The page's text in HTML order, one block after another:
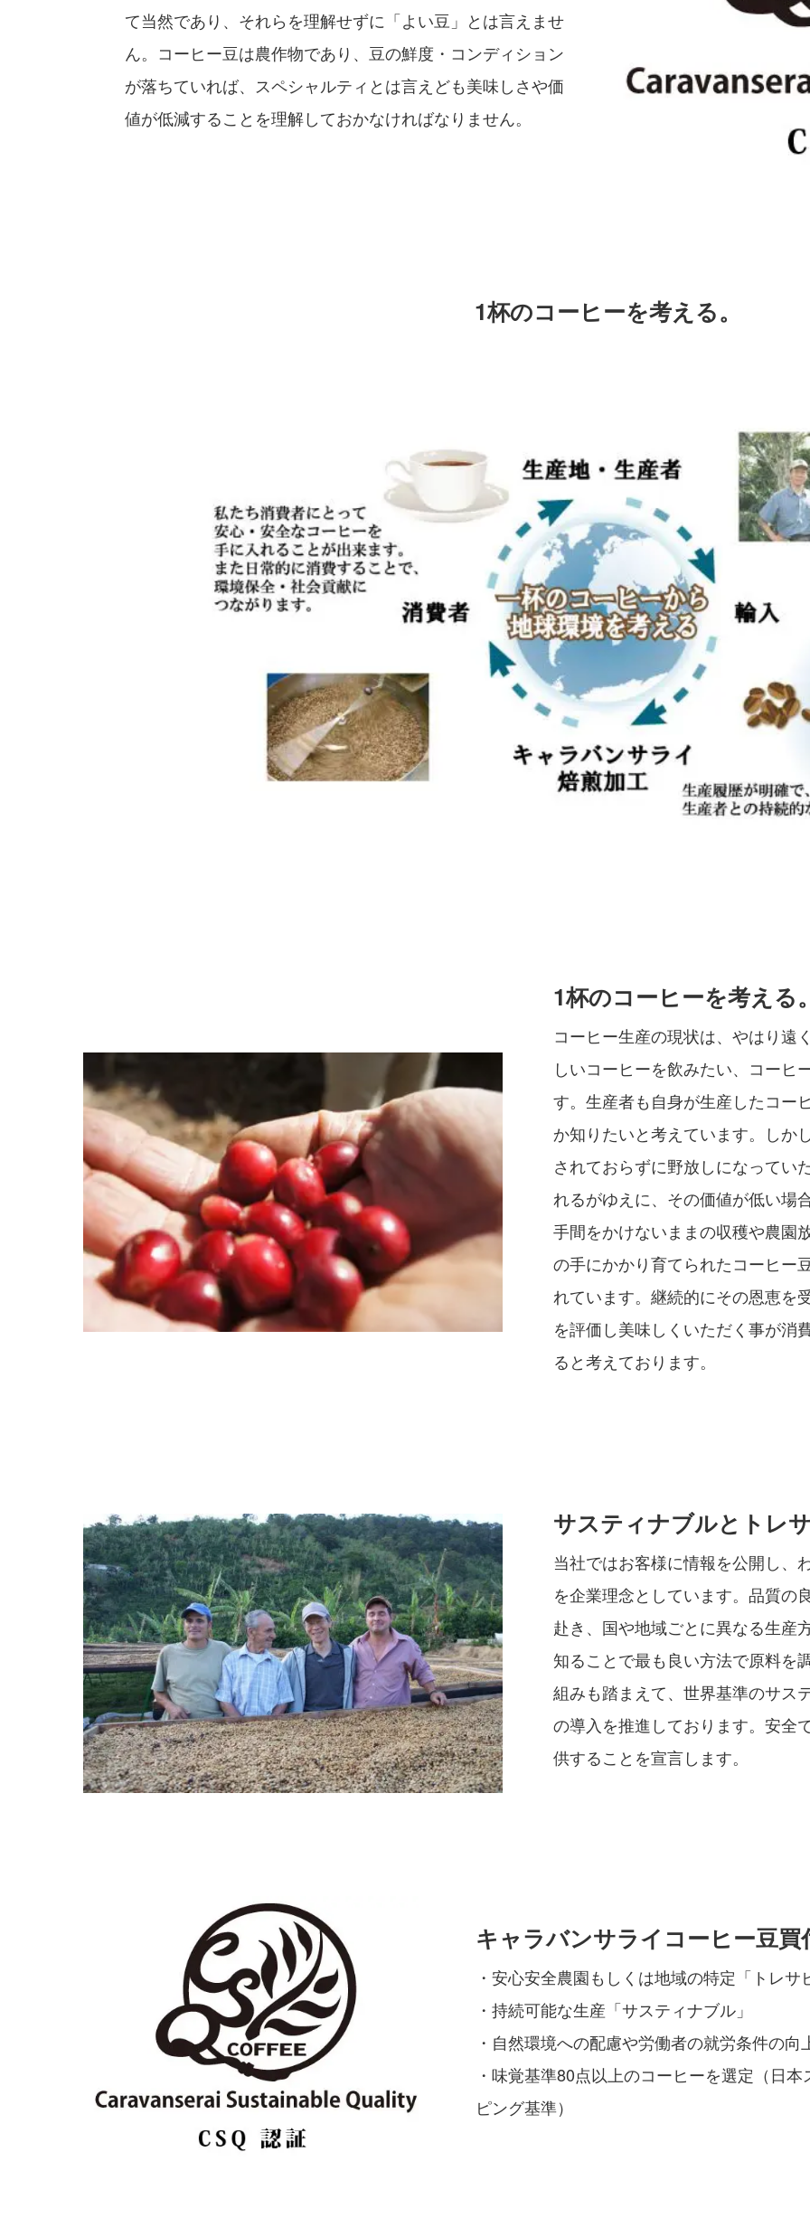
て当然であり、それらを理解せずに「よい豆」とは言えませ
ん。コーヒー豆は農作物であり、豆の鮮度・コンディション
が落ちていれば、スペシャルティとは言えども美味しさや価
値が低減することを理解しておかなければなりません。
1杯のコーヒーを考える。
1杯のコーヒーを考える
コーヒー生産の現状は、やはり遠
しいコーヒーを飲みたい、コーヒ
す。生産者も自身が生産したコー
か知りたいと考えています。しか
されておらずに野放しになってい
れるがゆえに、その価値が低い場
手間をかけないままの収穫や農園
の手にかかり育てられたコーヒー
れています。継続的にその恩恵を
を評価し美味しくいただく事が消
ると考えております。
サスティナブルとトレ
当社ではお客様に情報を公開し、
を企業理念としています。品質の
赴き、国や地域ごとに異なる生産
知ることで最も良い方法で原料を
組みも踏まえて、世界基準のサス
の導入を推進しております。安全
供することを宣言します。
キャラバンサライコーヒー豆買
・安心安全農園もしくは地域の特定「トレサ
・持続可能な生産「サスティナブル」
・自然環境への配慮や労働者の就労条件の向
・味覚基準80点以上のコーヒーを選定（日
ピング基準）